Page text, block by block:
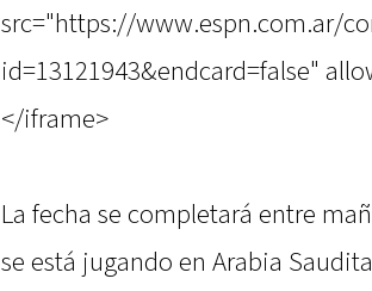
src="https://www.espn.com.ar/
id=13121943&endcard=false"
</iframe>
La fecha se completará entre
se está jugando en Arabia